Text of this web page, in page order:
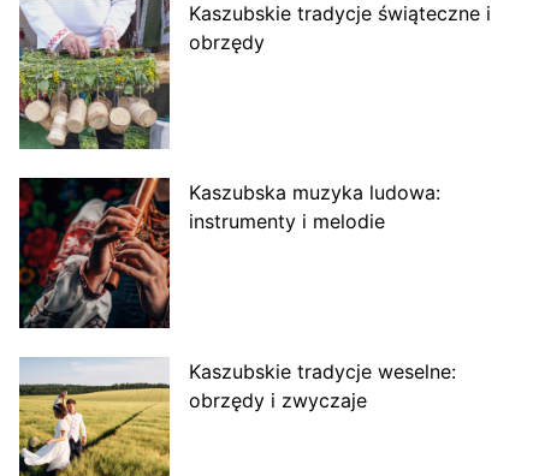
Kaszubskie tradycje świąteczne i
obrzędy
Kaszubska muzyka ludowa:
instrumenty i melodie
Kaszubskie tradycje weselne:
obrzędy i zwyczaje